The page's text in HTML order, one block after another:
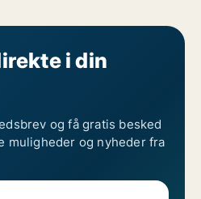
i din
og få gratis besked
muligheder og nyheder fra